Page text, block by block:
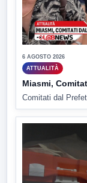
6 AGOSTO 2026
ATTUALITÀ
Miasmi,
Comitati dal